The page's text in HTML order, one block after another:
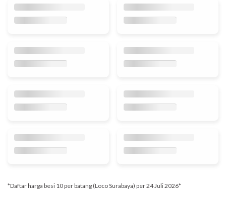
*Daftar harga besi 10 per batang (Loco Surabaya) per 24 Juli 2026*